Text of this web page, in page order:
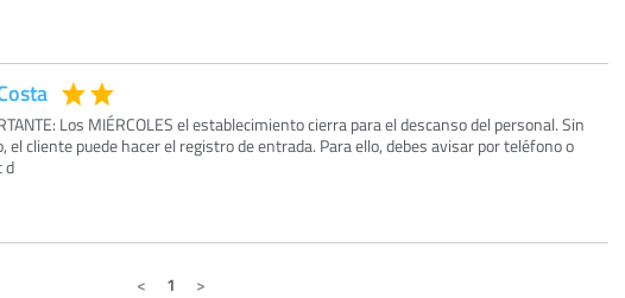
Los MIÉRCOLES el establecimiento cierra para el descanso del personal. Sin
el cliente puede hacer el registro de entrada. Para ello, debes avisar por teléfono o
d
1